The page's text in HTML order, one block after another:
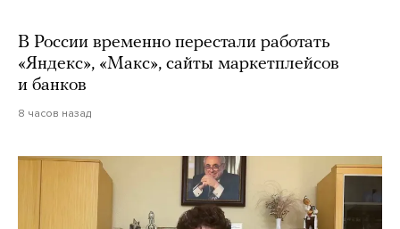
В России временно перестали работать
«Яндекс», «Макс», сайты маркетплейсов
и банков
8 часов назад